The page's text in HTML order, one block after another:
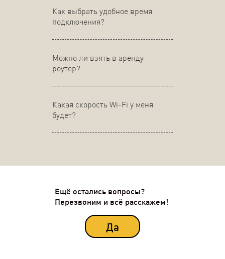
Как выбрать удобное время
подключения?
Можно ли взять в аренду
роутер?
Какая скорость Wi-Fi у меня
будет?
Ещё остались вопросы?
Перезвоним и всё расскажем!
Да